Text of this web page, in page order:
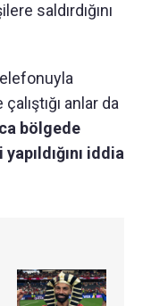
saldırdığını
anlar da
bölgede
iddia